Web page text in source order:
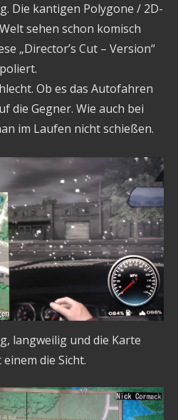
Die kantigen Polygone / 2D-
sehen schon komisch
„Director’s Cut – Version“
Ob es das Autofahren
die Gegner. Wie auch bei
im Laufen nicht schießen.
langweilig und die Karte
die Sicht.